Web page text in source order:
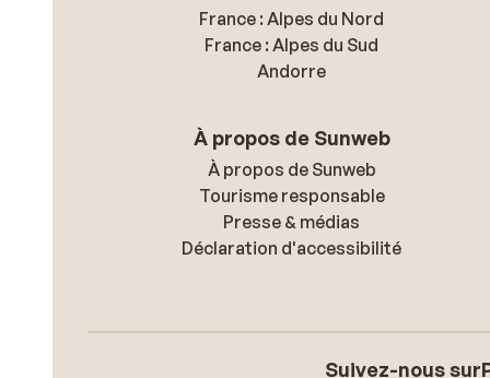
France : Alpes du Nord
France : Alpes du Sud
Andorre
À propos de Sunweb
À propos de Sunweb
Tourisme responsable
Presse & médias
Déclaration d'accessibilité
Suivez-nous sur